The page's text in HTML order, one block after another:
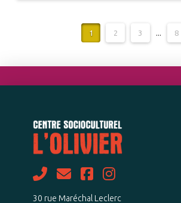
1 2 3 ... 8
30 rue Maréchal Leclerc